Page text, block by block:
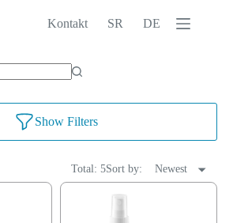
Kontakt SR DE
Show Filters
Total: 5Sort by: Newest